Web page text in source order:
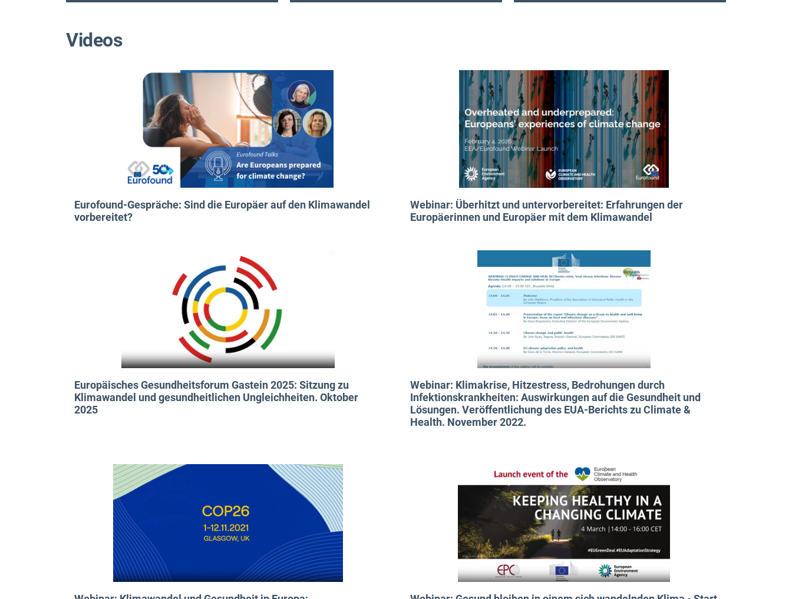
Videos
Eurofound-Gespräche: Sind die Europäer auf den Klimawandel
vorbereitet?
Webinar: Überhitzt und untervorbereitet: Erfahrungen der
Europäerinnen und Europäer mit dem Klimawandel
Europäisches Gesundheitsforum Gastein 2025: Sitzung zu
Klimawandel und gesundheitlichen Ungleichheiten. Oktober
2025
Webinar: Klimakrise, Hitzestress, Bedrohungen durch
Infektionskrankheiten: Auswirkungen auf die Gesundheit und
Lösungen. Veröffentlichung des EUA-Berichts zu Climate &
Health. November 2022.